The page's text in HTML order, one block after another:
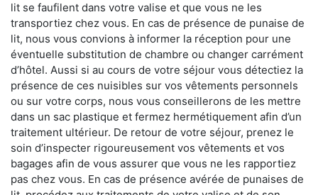
lit se faufilent dans votre valise et que vous ne les
transportiez chez vous. En cas de présence de punaise de
lit, nous vous convions à informer la réception pour une
éventuelle substitution de chambre ou changer carrément
d’hôtel. Aussi si au cours de votre séjour vous détectiez la
présence de ces nuisibles sur vos vêtements personnels
ou sur votre corps, nous vous conseillerons de les mettre
dans un sac plastique et fermez hermétiquement afin d’un
traitement ultérieur. De retour de votre séjour, prenez le
soin d’inspecter rigoureusement vos vêtements et vos
bagages afin de vous assurer que vous ne les rapportiez
pas chez vous. En cas de présence avérée de punaises de